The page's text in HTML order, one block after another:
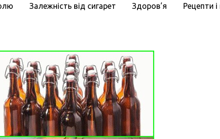
Залежність від сигарет Здоров’я Рецепти